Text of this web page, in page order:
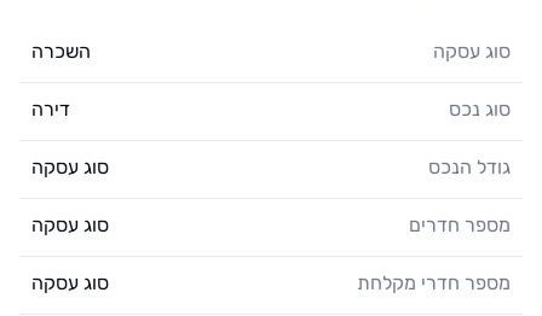
סוג עסקה השכרה
סוג נכס דירה
גודל הנכס סוג עסקה
מספר חדרים סוג עסקה
מספר חדרי מקלחת סוג עסקה